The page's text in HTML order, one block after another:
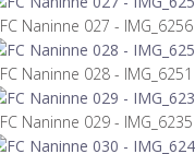
FC Naninne 027 - IMG_6256
FC Naninne 028 - IMG_6251
FC Naninne 029 - IMG_6235